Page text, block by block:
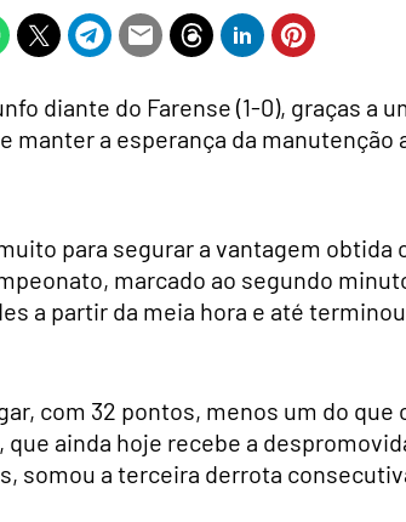
diante do Farense (1-0), graças a
a esperança da manutenção
para segurar a vantagem obtida
marcado ao segundo
a partir da meia hora e até
com 32 pontos, menos um do que
ainda hoje recebe a
somou a terceira derrota